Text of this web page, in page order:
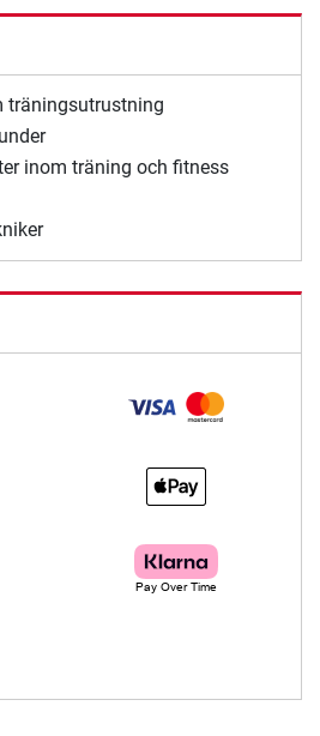
träningsutrustning
inom träning och fitness